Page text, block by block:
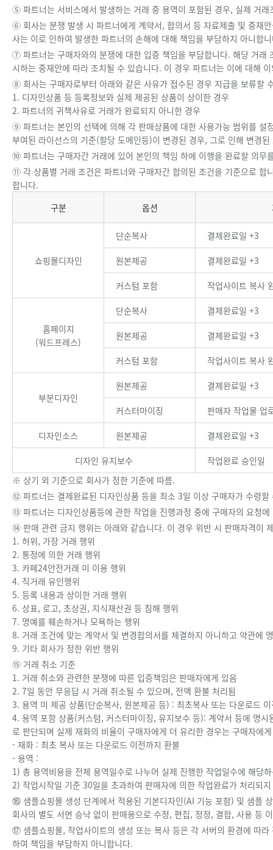
⑤ 파트너는 서비스에서 발생하는 거래 중 용역이 포함된 경우, 실제 거
⑥ 회사는 분쟁 발생 시 파트너에게 계약서, 합의서 등 자료제출 및 중재
사는 이로 인하여 발생한 파트너의 손해에 대해 책임을 부담하지 아니합
⑦ 파트너는 구매자와의 분쟁에 대한 입증 책임을 부담합니다. 해당 거래
시하는 중재안에 따라 조치될 수 있습니다. 이 경우 파트너는 이에 대해
⑧ 회사는 구매자로부터 아래와 같은 사유가 접수된 경우 지급을 보류할
1. 디자인상품 등 등록정보와 실제 제공된 상품이 상이한 경우
2. 파트너의 귀책사유로 거래가 완료되지 아니한 경우
⑨ 파트너는 본인의 선택에 의해 각 판매상품에 대한 사용가능 범위를
부여된 라이선스의 기준(할당 도메인등)이 변경된 경우, 그로 인해 변경
⑩ 파트너는 구매자간 거래에 있어 본인의 책임 하에 이행을 완료할 의무
⑪ 각 상품별 거래 조건은 파트너와 구매자간 합의된 조건을 기준으로 합
합니다.
구분 옵션
쇼핑몰디자인
단순복사 결제완료일 +3
원본제공 결제완료일 +3
커스텀 포함 작업사이트 복사
홈페이지
(워드프레스)
단순복사 결제완료일 +3
원본제공 결제완료일 +3
커스텀 포함 작업사이트 복사
부분디자인
원본제공 결제완료일 +3
커스터마이징 판매자 작업물 업
디자인소스 원본제공 결제완료일 +3
디자인 유지보수
작업완료 승인일
※ 상기 외 기준으로 회사가 정한 기준에 따름.
⑫ 파트너는 결제완료된 디자인상품 등을 최소 3일 이상 구매자가 수령할
⑬ 파트너는 디자인상품등에 관한 작업을 진행과정 중에 구매자의 요청
⑭ 판매 관련 금지 행위는 아래와 같습니다. 이 경우 위반 시 판매자격이
1. 허위, 가장 거래 행위
2. 통정에 의한 거래 행위
3. 카페24안전거래 미 이용 행위
4. 직거래 유인행위
5. 등록 내용과 상이한 거래 행위
6. 상표, 로고, 초상권, 지식재산권 등 침해 행위
7. 명예를 훼손하거나 모욕하는 행위
8. 거래 조건에 맞는 계약서 및 변경합의서를 체결하지 아니하고 약관에
9. 기타 회사가 정한 위반 행위
⑮ 거래 취소 기준
1. 거래 취소와 관련한 분쟁에 따른 입증책임은 판매자에게 있음
2. 7일 동안 무응답 시 거래 취소될 수 있으며, 전액 환불 처리됨
3. 용역 미 제공 상품(단순복사, 원본제공 등) : 최초복사 또는 다운로드
4. 용역 포함 상품(커스텀, 커스터마이징, 유지보수 등): 계약서 등에 명
로 판단되며 실제 재화의 비율이 구매자에게 더 유리한 경우는 구매자에
- 재화 : 최초 복사 또는 다운로드 이전까지 환불
- 용역 :
1) 총 용역비용을 전체 용역일수로 나누어 실제 진행한 작업일수에 해당
2) 작업시작일 기준 30일을 초과하여 판매자에 의한 작업완료가 처리되
⑯ 샘플쇼핑몰 생성 단계에서 적용된 기본디자인(AI 기능 포함) 및 샘플
회사의 별도 서면 승낙 없이 판매용으로 수정, 편집, 정정, 결합, 사용 등
⑰ 샘플쇼핑몰, 작업사이트의 생성 또는 복사 등은 각 서버의 환경에 따
하여 책임을 부담하지 아니합니다.